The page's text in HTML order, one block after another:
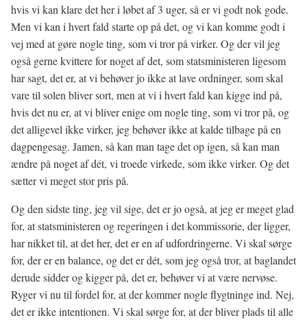
hvis vi kan klare det her i løbet af 3 uger, så er vi godt nok gode.
Men vi kan i hvert fald starte op på det, og vi kan komme godt i
vej med at gøre nogle ting, som vi tror på virker. Og der vil jeg
også gerne kvittere for noget af det, som statsministeren ligesom
har sagt, det er, at vi behøver jo ikke at lave ordninger, som skal
vare til solen bliver sort, men at vi i hvert fald kan kigge ind på,
hvis det nu er, at vi bliver enige om nogle ting, som vi tror på, og
det alligevel ikke virker, jeg behøver ikke at kalde tilbage på en
dagpengesag. Jamen, så kan man tage det op igen, så kan man
ændre på noget af dét, vi troede virkede, som ikke virker. Og det
sætter vi meget stor pris på.
Og den sidste ting, jeg vil sige, det er jo også, at jeg er meget glad
for, at statsministeren og regeringen i det kommissorie, der ligger,
har nikket til, at det her, det er en af udfordringerne. Vi skal sørge
for, der er en balance, og det er dét, som jeg også tror, at baglandet
derude sidder og kigger på, det er, behøver vi at være nervøse.
Ryger vi nu til fordel for, at der kommer nogle flygtninge ind. Nej,
det er ikke intentionen. Vi skal sørge for, at der bliver plads til alle